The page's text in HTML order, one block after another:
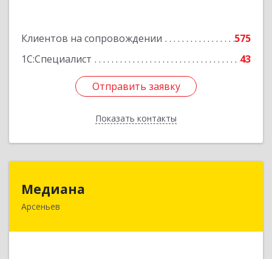
Клиентов на сопровождении
575
1С:Специалист
43
Отправить заявку
Показать контакты
Отправить заявку
Назад
Медиана
Арсеньев